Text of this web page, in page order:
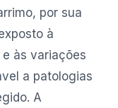
por sua
à
às variações
a patologias
A